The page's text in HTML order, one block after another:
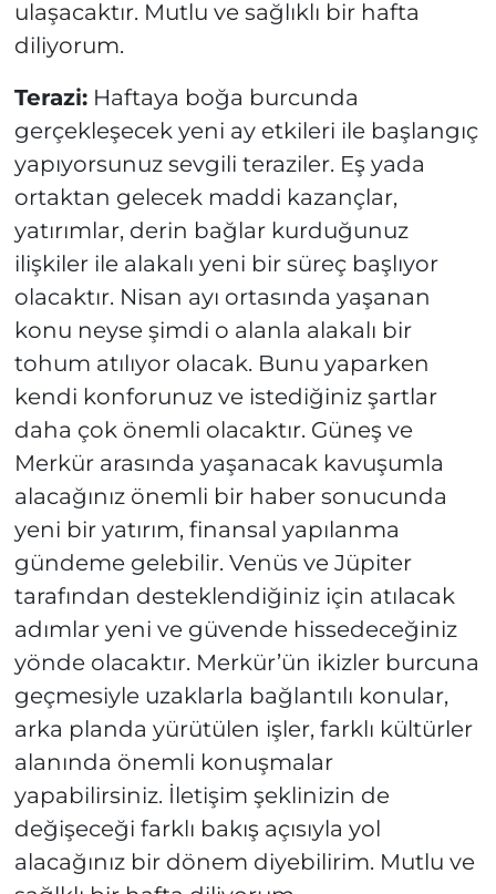
ulaşacaktır. Mutlu ve sağlıklı bir hafta
diliyorum.
Terazi:Haftaya boğa burcunda
gerçekleşecek yeni ay etkileri ile başlangıç
yapıyorsunuz sevgili teraziler. Eş yada
ortaktan gelecek maddi kazançlar,
yatırımlar, derin bağlar kurduğunuz
ilişkiler ile alakalı yeni bir süreç başlıyor
olacaktır. Nisan ayı ortasında yaşanan
konu neyse şimdi o alanla alakalı bir
tohum atılıyor olacak. Bunu yaparken
kendi konforunuz ve istediğiniz şartlar
daha çok önemli olacaktır. Güneş ve
Merkür arasında yaşanacak kavuşumla
alacağınız önemli bir haber sonucunda
yeni bir yatırım, finansal yapılanma
gündeme gelebilir. Venüs ve Jüpiter
tarafından desteklendiğiniz için atılacak
adımlar yeni ve güvende hissedeceğiniz
yönde olacaktır. Merkür’ün ikizler burcuna
geçmesiyle uzaklarla bağlantılı konular,
arka planda yürütülen işler, farklı kültürler
alanında önemli konuşmalar
yapabilirsiniz. İletişim şeklinizin de
değişeceği farklı bakış açısıyla yol
alacağınız bir dönem diyebilirim. Mutlu ve